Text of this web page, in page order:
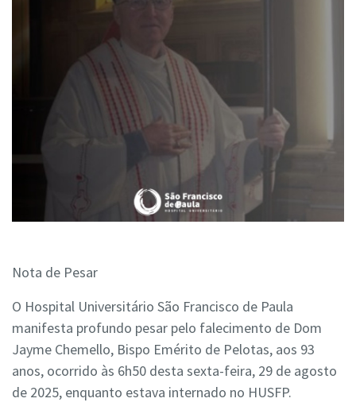
Nota de Pesar
O Hospital Universitário São Francisco de Paula
manifesta profundo pesar pelo falecimento de Dom
Jayme Chemello, Bispo Emérito de Pelotas, aos 93
anos, ocorrido às 6h50 desta sexta-feira, 29 de agosto
de 2025, enquanto estava internado no HUSFP.